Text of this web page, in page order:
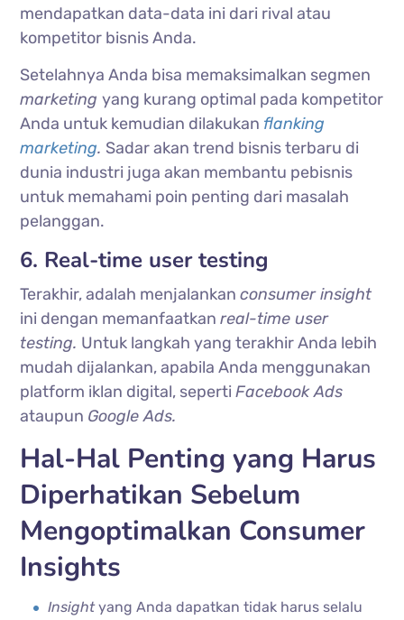
mendapatkan data-data ini dari rival atau
kompetitor bisnis Anda.
Setelahnya Anda bisa memaksimalkan segmen
marketingyang kurang optimal pada kompetitor
Anda untuk kemudian dilakukan flanking
marketing. Sadar akan trend bisnis terbaru di
dunia industri juga akan membantu pebisnis
untuk memahami poin penting dari masalah
pelanggan.
6. Real-time user testing
Terakhir, adalah menjalankanconsumer insight
ini dengan memanfaatkanreal-time user
testing. Untuk langkah yang terakhir Anda lebih
mudah dijalankan, apabila Anda menggunakan
platform iklan digital, sepertiFacebook Ads
ataupun Google Ads.
Hal-Hal Penting yang Harus
Diperhatikan Sebelum
Mengoptimalkan Consumer
Insights
Insightyang Anda dapatkan tidak harus selalu